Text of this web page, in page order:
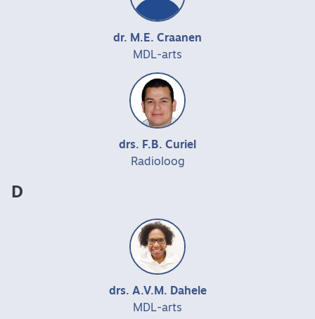
dr. M.E. Craanen
MDL-arts
drs. F.B. Curiel
Radioloog
D
drs. A.V.M. Dahele
MDL-arts